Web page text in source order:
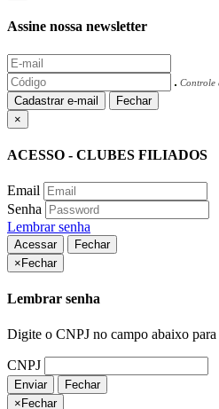
Assine nossa newsletter
Controle
Cadastrar e-mail
Fechar
×
ACESSO - CLUBES FILIADOS
Email
Senha
Lembrar senha
Acessar
Fechar
× Fechar
Lembrar senha
Digite o CNPJ no campo abaixo para
CNPJ
Enviar
Fechar
×Fechar